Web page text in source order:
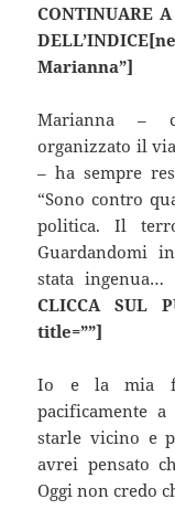
CONTINUARE
Marianna”]
Marianna –
organizzato il
– ha sempre
“Sono contro
politica. Il
Guardandomi
stata ingenua…
CLICCA SUL
title=””]
Io e la mia
pacificamente
starle vicino e
avrei pensato
Oggi non credo